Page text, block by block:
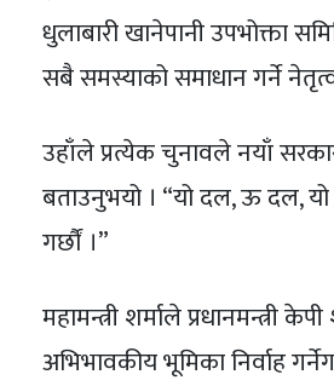
धुलाबारी खानेपानी उपभोक्ता
सबै समस्याको समाधान गर्ने
उहाँले प्रत्येक चुनावले नयाँ सरकार
बताउनुभयो । “यो दल, ऊ दल, यो
गर्छौं ।”
महामन्त्री शर्माले प्रधानमन्त्री
अभिभावकीय भूमिका निर्वाह